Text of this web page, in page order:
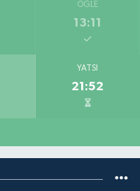
ÖĞLE
13:11
YATSI
21:52